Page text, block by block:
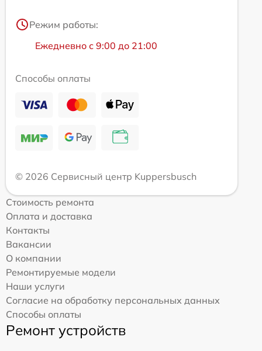
Режим работы:
Ежедневно с 9:00 до 21:00
Способы оплаты
© 2026 Сервисный центр Kuppersbusch
Стоимость ремонта
Оплата и доставка
Контакты
Вакансии
О компании
Ремонтируемые модели
Наши услуги
Согласие на обработку персональных данных
Способы оплаты
Ремонт устройств